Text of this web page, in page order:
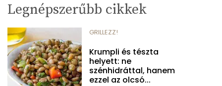
Legnépszerűbb cikkek
GRILLEZZ!
Krumpli és tészta
helyett: ne
szénhidráttal, hanem
ezzel az olcsó...